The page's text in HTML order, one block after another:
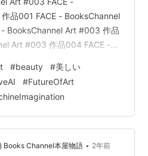
品001 FACE - BooksChannel
BooksChannel Art #003 作品
Art #003 作品004 FACE -
#beauty #美しい
#FutureOfArt
Books Channel本屋物語 • 2年前